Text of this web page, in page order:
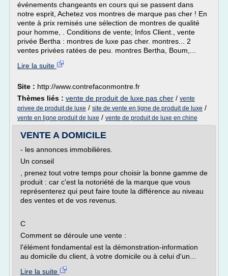
événements changeants en cours qui se passent dans
notre esprit, Achetez vos montres de marque pas cher ! En
vente à prix remisés une sélection de montres de qualité
pour homme, . Conditions de vente; Infos Client., vente
privée Bertha : montres de luxe pas cher. montres... 2
ventes privées ratées de peu. montres Bertha, Boum,...
Lire la suite
Site : http://www.contrefaconmontre.fr
Thèmes liés : vente de produit de luxe pas cher / vente
privee de produit de luxe / site de vente en ligne de produit de luxe /
vente en ligne produit de luxe / vente de produit de luxe en chine
VENTE A DOMICILE
- les annonces immobilières.
Un conseil
, prenez tout votre temps pour choisir la bonne gamme de
produit : car c'est la notoriété de la marque que vous
représenterez qui peut faire toute la différence au niveau
des ventes et de vos revenus.
C
Comment se déroule une vente :
l'élément fondamental est la démonstration-information
au domicile du client, à votre domicile ou à celui d'un...
Lire la suite